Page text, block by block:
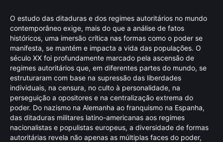
O estudo das ditaduras e dos regimes autoritários no mundo
contemporâneo exige, mais do que a análise de fatos
históricos, uma imersão crítica nas formas como o poder se
manifesta, se mantém e impacta a vida das populações. O
século XX foi profundamente marcado pela ascensão de
regimes autoritários que, em diferentes partes do mundo, se
estruturaram com base na supressão das liberdades
individuais, na censura, no culto à personalidade, na
perseguição a opositores e na centralização extrema do
poder. Do nazismo na Alemanha ao franquismo na Espanha,
das ditaduras militares latino-americanas aos regimes
nacionalistas e populistas europeus, a diversidade de formas
autoritárias revela não apenas as múltiplas faces do poder,